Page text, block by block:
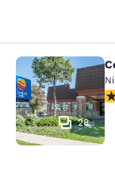
Comfort
28